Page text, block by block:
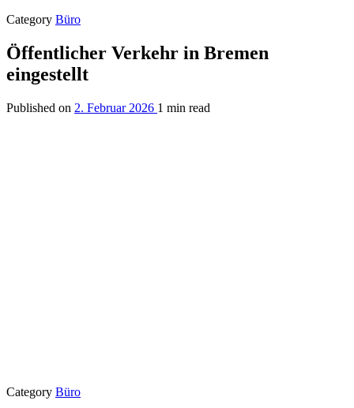
Category Büro
Öffentlicher Verkehr in Bremen
eingestellt
Published on 2. Februar 2026 1 min read
Category Büro